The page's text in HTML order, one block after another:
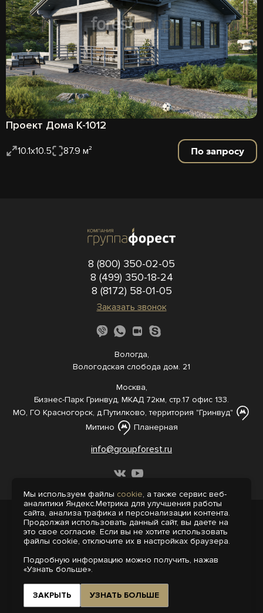
Проект Дома К-1012
10.1x10.5 87.9 м² По запросу
8 (800) 350-02-05
8 (499) 350-18-24
8 (8172) 58-01-05
Заказать звонок
Вологда,
Вологодская слобода дом. 21
Москва,
Бизнес-Парк Гринвуд, МКАД 72км, стр.17 офис 133.
МО, ГО Красногорск, д.Путилково, территория "Гринвуд"
Митино
Планерная
info@groupforest.ru
© 2005-, 2026 Все права защищены
Информация, представленная на сайте,
не является публичной офертой.
Пользовательское соглашение
Интернет-агентство «Пегас»
Поддержка сайта на 1С-Битрикс
Мы используем файлы cookie, а также сервис веб-
аналитики Яндекс.Метрика для улучшения работы
сайта, анализа трафика и персонализации контента.
Продолжая использовать данный сайт, вы даете на
это свое согласие. Если вы не хотите использовать
файлы cookie, отключите их в настройках браузера.
Подробную информацию можно получить, нажав
«Узнать больше».
ЗАКРЫТЬ УЗНАТЬ БОЛЬШЕ